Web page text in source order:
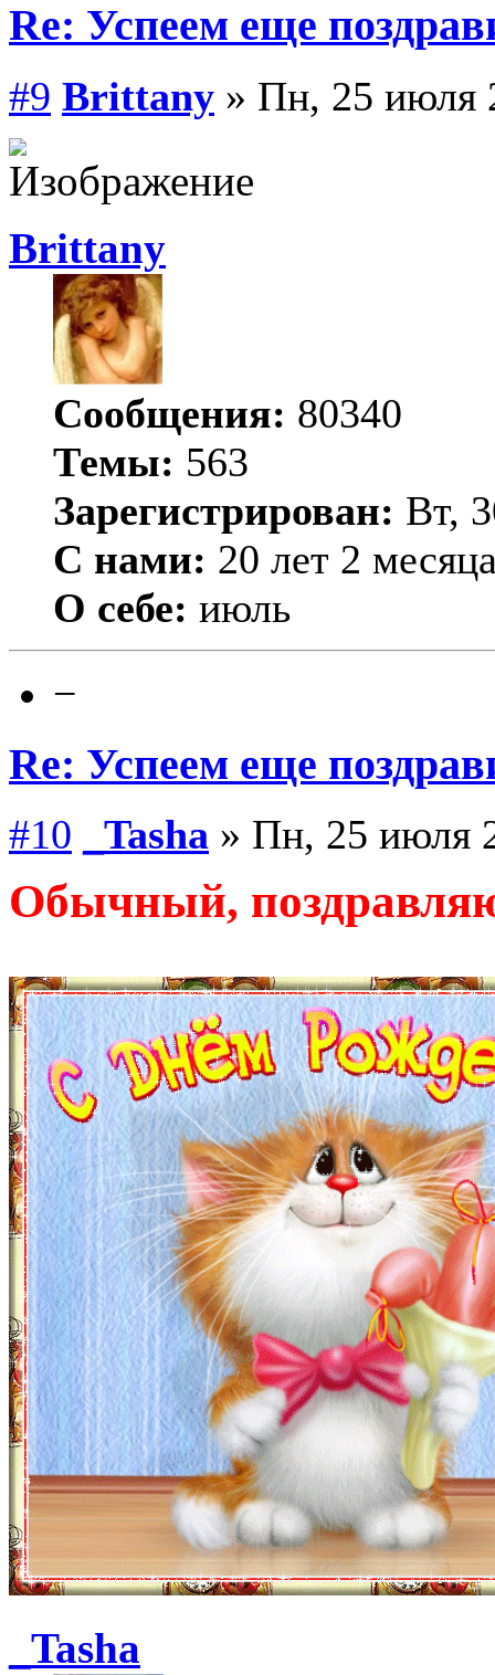
Re: Успеем еще
#9 Brittany » Пн, 25 июля
Brittany
Сообщения: 80340
Темы: 563
Зарегистрирован: Вт,
С нами: 20 лет 2
О себе: июль
−
Re: Успеем еще
#10 _Tasha » Пн, 25 июля
Обычный,
_Tasha